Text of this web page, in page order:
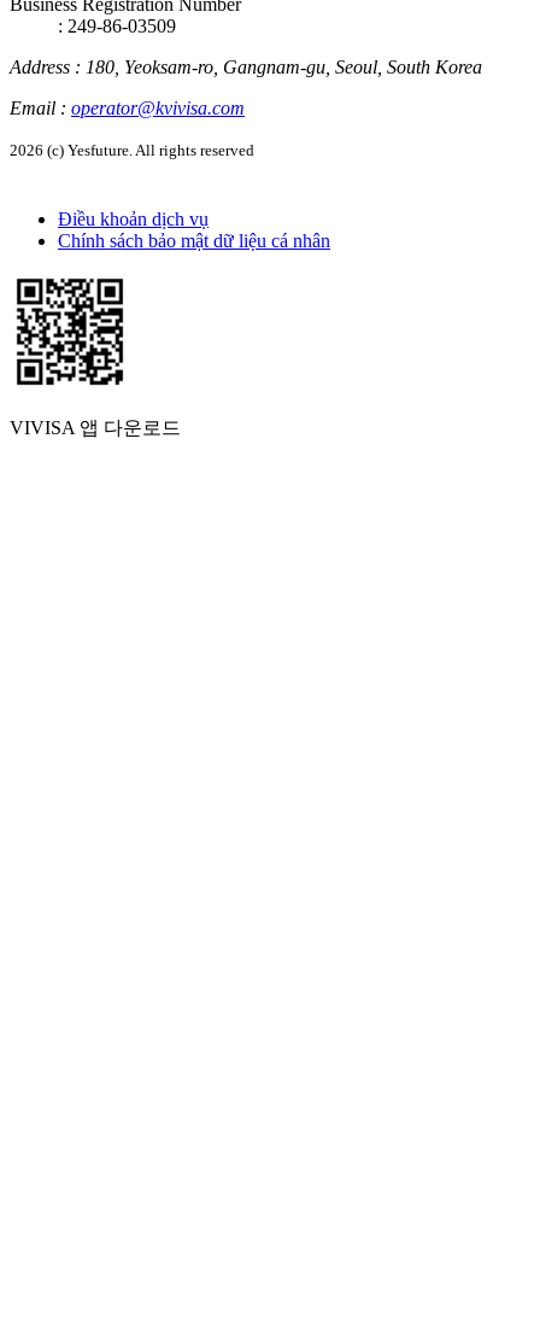
Business Registration Number
: 249-86-03509
Address : 180, Yeoksam-ro, Gangnam-gu, Seoul, South Korea
Email : operator@kvivisa.com
2026 (c) Yesfuture. All rights reserved
Điều khoản dịch vụ
Chính sách bảo mật dữ liệu cá nhân
VIVISA 앱 다운로드